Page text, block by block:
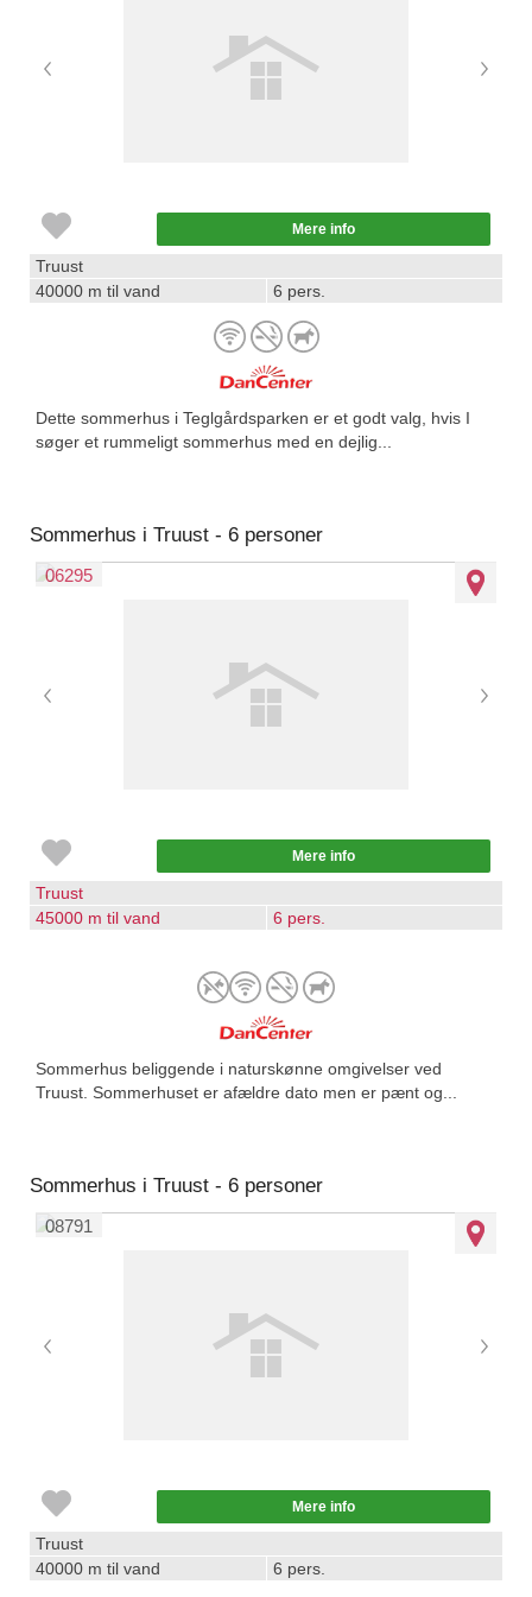
Mere info
Truust
40000 m til vand
6 pers.
Dette sommerhus i Teglgårdsparken er et godt valg, hvis I
søger et rummeligt sommerhus med en dejlig...
Sommerhus i Truust - 6 personer
06295
Mere info
Truust
45000 m til vand
6 pers.
Sommerhus beliggende i naturskønne omgivelser ved
Truust. Sommerhuset er afældre dato men er pænt og...
Sommerhus i Truust - 6 personer
08791
Mere info
Truust
40000 m til vand
6 pers.